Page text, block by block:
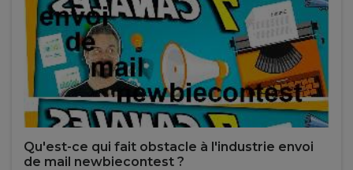
Qu'est-ce qui fait obstacle à l'industrie envoi
de mail newbiecontest ?